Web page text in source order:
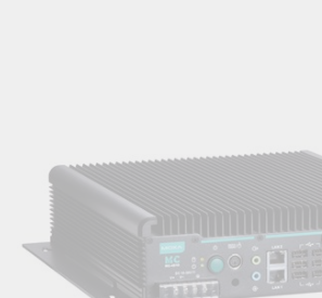
絡我們
Zone
Moxa